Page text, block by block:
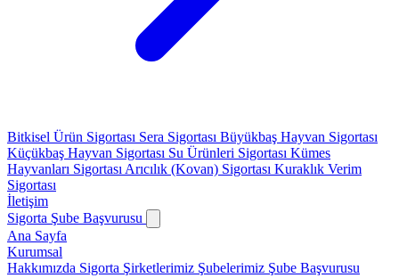
Bitkisel Ürün Sigortası Sera Sigortası Büyükbaş Hayvan Sigortası
Küçükbaş Hayvan Sigortası Su Ürünleri Sigortası Kümes
Hayvanları Sigortası Arıcılık (Kovan) Sigortası Kuraklık Verim
Sigortası
İletişim
Sigorta Şube Başvurusu
Ana Sayfa
Kurumsal
Hakkımızda Sigorta Şirketlerimiz Şubelerimiz Şube Başvurusu